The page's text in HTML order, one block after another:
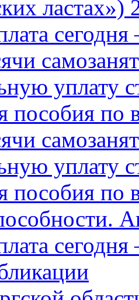
ластах»)
уплату
пособия по
уплату
пособия по